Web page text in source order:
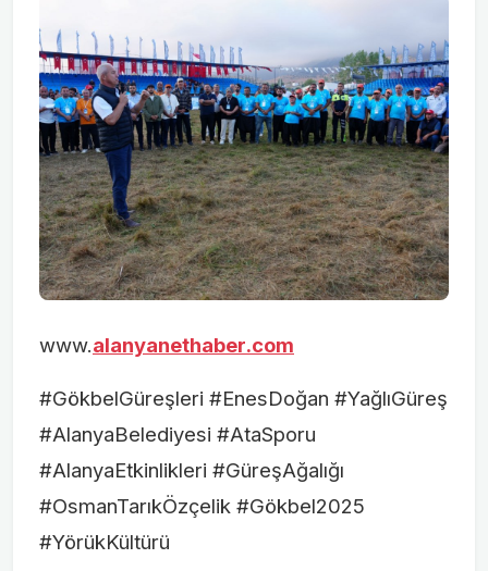
www.alanyanethaber.com
#GökbelGüreşleri #EnesDoğan #YağlıGüreş
#AlanyaBelediyesi #AtaSporu
#AlanyaEtkinlikleri #GüreşAğalığı
#OsmanTarıkÖzçelik #Gökbel2025
#YörükKültürü